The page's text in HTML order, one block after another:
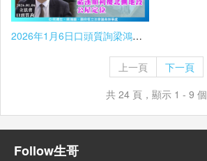
2026年1月6日口頭質詢梁鴻細議員提問及司長回覆
上一頁
下一頁
共 24 頁，顯示 1 - 9 個
Follow生哥